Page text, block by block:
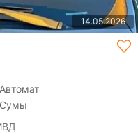
14.05.2026
Автомат
Сумы